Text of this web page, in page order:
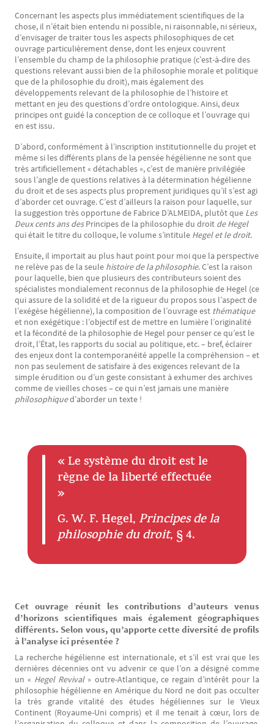
Concernant les aspects plus immédiatement scientifiques de la
chose, il n’était bien entendu ni possible, ni raisonnable, ni sérieux,
d’envisager de traiter tous les aspects philosophiques de cet
ouvrage particulièrement dense, dont les enjeux couvrent
l’ensemble du champ de la philosophie pratique (c’est-à-dire des
questions relevant aussi bien de la philosophie morale et politique
que de la philosophie du droit), mais également des
développements relevant de la philosophie de l’histoire et
mettant en jeu des questions d’ordre ontologique. Ainsi, deux
principes ont guidé la conception de ce colloque et l’ouvrage qui
en est issu.
D’abord, conformément à l’inscription institutionnelle du projet et
même si les différents plans de la pensée hégélienne ne sont que
très artificiellement « détachables », c’est de manière privilégiée
sous l’angle de questions relatives à la détermination hégélienne
du droit et de ses aspects plus proprement juridiques qu’il s’est agi
d’aborder cet ouvrage. C’est d’ailleurs la raison pour laquelle, sur
la suggestion très opportune de Fabrice D’ALMEIDA, plutôt que Les
Deux cents ans desPrincipes de la philosophie du droit de Hegel
qui était le titre du colloque, le volume s’intitule Hegel et le droit.
Ensuite, il importait au plus haut point pour moi que la perspective
ne relève pas de la seule histoire de la philosophie. C’est la raison
pour laquelle, bien que plusieurs des contributeurs soient des
spécialistes mondialement reconnus de la philosophie de Hegel (ce
qui assure de la solidité et de la rigueur du propos sous l’aspect de
l’exégèse hégélienne), la composition de l’ouvrage est thématique
et non exégétique : l’objectif est de mettre en lumière l’originalité
et la fécondité de la philosophie de Hegel pour penser ce qu’est le
droit, l’État, les rapports du social au politique, etc. – bref, éclairer
des enjeux dont la contemporanéité appelle la compréhension – et
non pas seulement de satisfaire à des exigences relevant de la
simple érudition ou d’un geste consistant à exhumer des archives
comme de vieilles choses – ce qui n’est jamais une manière
philosophiqued’aborder un texte !
Texte
« Le système du droit est le
règne de la liberté effectuée
»
G. W. F. Hegel, Principes de la
philosophie du droit, § 4.
Cet ouvrage réunit les contributions d’auteurs venus
d’horizons scientifiques mais également géographiques
différents. Selon vous, qu’apporte cette diversité de profils
à l’analyse ici présentée ?
La recherche hégélienne est internationale, et s’il est vrai que les
dernières décennies ont vu advenir ce que l’on a désigné comme
un « Hegel Revival» outre-Atlantique, ce regain d’intérêt pour la
philosophie hégélienne en Amérique du Nord ne doit pas occulter
la très grande vitalité des études hégéliennes sur le Vieux
Continent (Royaume-Uni compris) et il me tenait à cœur, lors de